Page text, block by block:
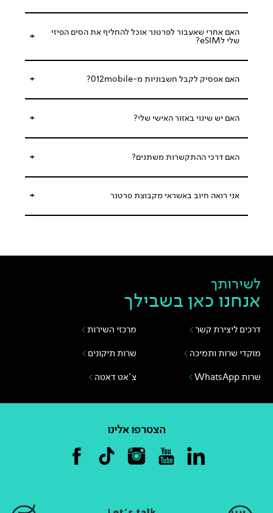
האם אחרי שאעבור לפרטנר אוכל להחליף את הסים הפיזי
שלי לeSIM?
האם אפסיק לקבל חשבוניות מ-012mobile?
האם יש שינוי באזור האישי שלי?
האם דרכי ההתקשרות משתנים?
אני רואה חיוב באשראי מקבוצת פרטנר
לשירותך
אנחנו כאן בשבילך
דרכים ליצירת קשר
מרכזי השירות
מוקדי שרות ותמיכה
שרות תיקונים
שרות WhatsApp
צ'אט דאטה
הצטרפו אלינו